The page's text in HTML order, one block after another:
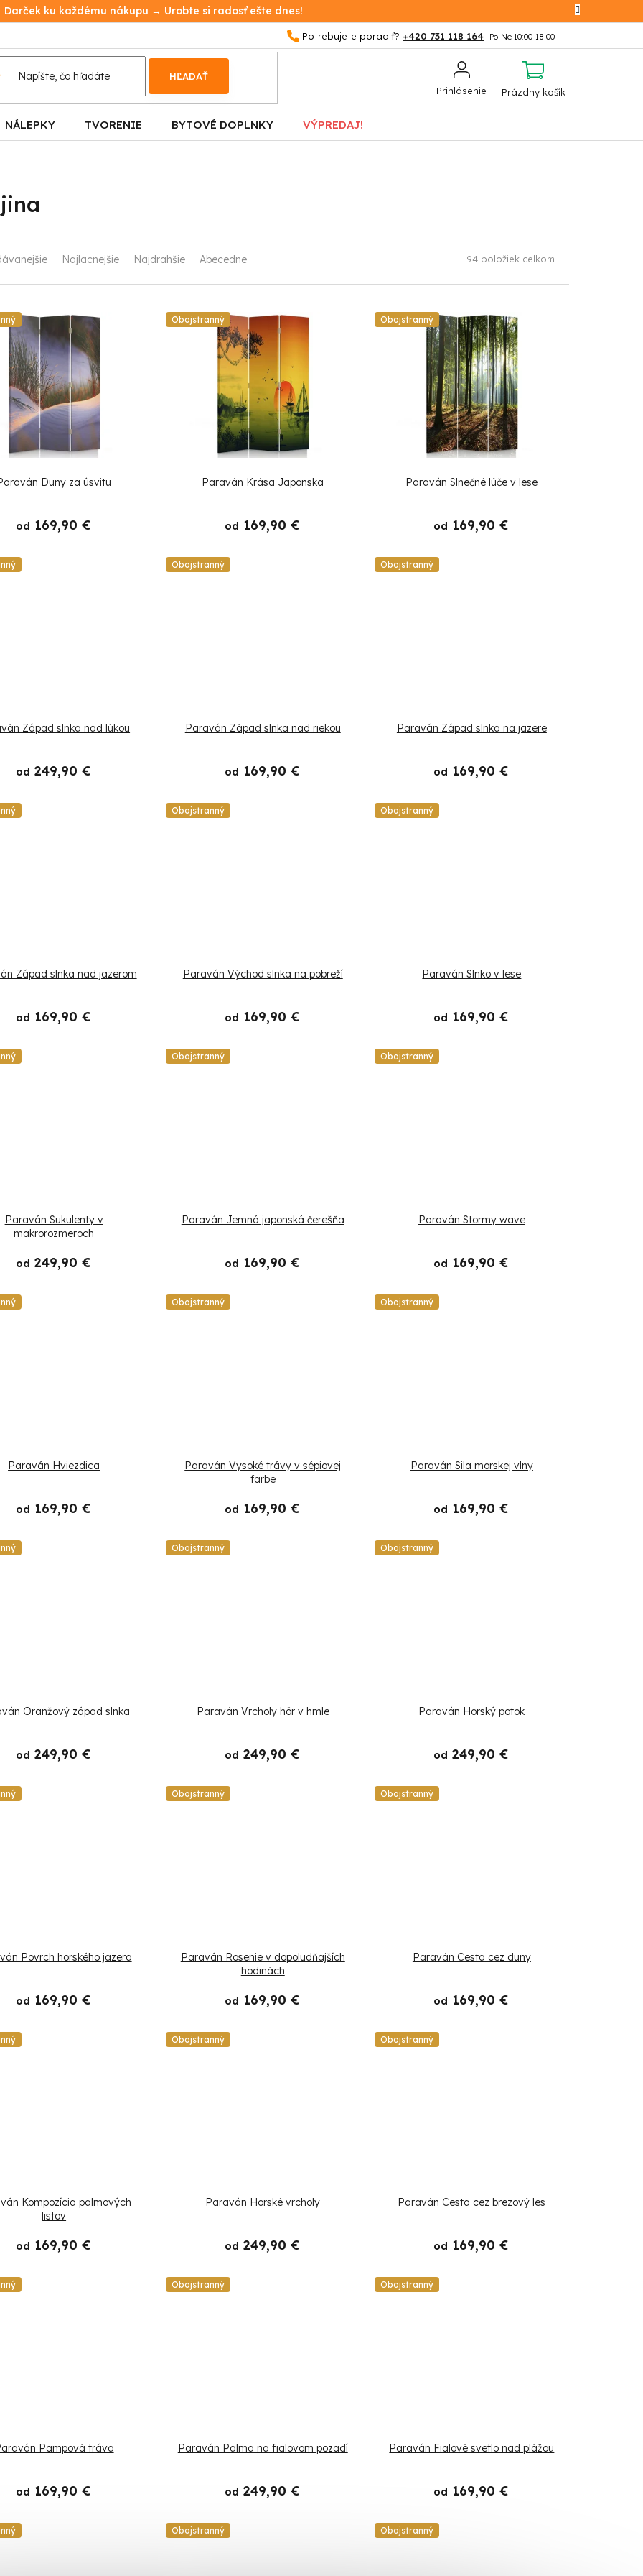
Darček ku každému nákupu → Urobte si radosť ešte dnes!
+420 731 118 164
Prihlásenie
HĽADAŤ
NÁKUPNÝ
Prázdny košík
NÁLEPKY TVORENIE BYTOVÉ DOPLNKY VÝPREDAJ!
Najlacnejšie Najdrahšie Abecedne 94 položiek celkom
Duny za úsvitu
od 169,90 €
Obojstranný
Paraván Krása Japonska
od 169,90 €
Obojstranný
Paraván Slnečné lúče v lese
od 169,90 €
Západ slnka nad lúkou
od 249,90 €
Obojstranný
Paraván Západ slnka nad riekou
od 169,90 €
Obojstranný
Paraván Západ slnka na jazere
od 169,90 €
Západ slnka nad jazerom
od 169,90 €
Obojstranný
Paraván Východ slnka na pobreží
od 169,90 €
Obojstranný
Paraván Slnko v lese
od 169,90 €
Paraván Sukulenty v
makrorozmeroch
od 249,90 €
Obojstranný
Paraván Jemná japonská čerešňa
od 169,90 €
Obojstranný
Paraván Stormy wave
od 169,90 €
Paraván Hviezdica
od 169,90 €
Obojstranný
Paraván Vysoké trávy v sépiovej
farbe
od 169,90 €
Obojstranný
Paraván Sila morskej vlny
od 169,90 €
Oranžový západ slnka
od 249,90 €
Obojstranný
Paraván Vrcholy hôr v hmle
od 249,90 €
Obojstranný
Paraván Horský potok
od 249,90 €
Povrch horského jazera
od 169,90 €
Obojstranný
Paraván Rosenie v dopoludňajších
hodinách
od 169,90 €
Obojstranný
Paraván Cesta cez duny
od 169,90 €
Kompozícia palmových
listov
od 169,90 €
Obojstranný
Paraván Horské vrcholy
od 249,90 €
Obojstranný
Paraván Cesta cez brezový les
od 169,90 €
Pampová tráva
od 169,90 €
Obojstranný
Paraván Palma na fialovom pozadí
od 249,90 €
Obojstranný
Paraván Fialové svetlo nad plážou
od 169,90 €
Obojstranný Obojstranný